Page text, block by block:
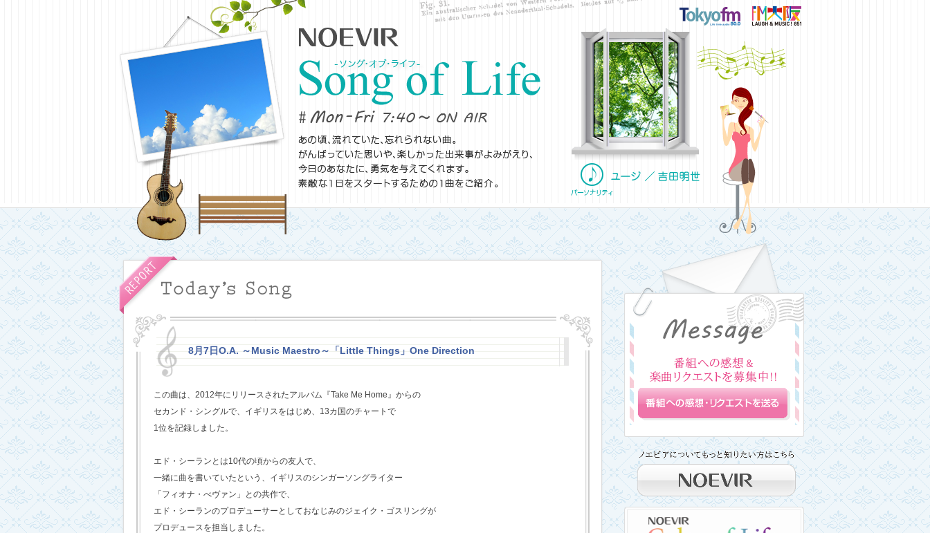
8月7日O.A. ～Music Maestro～「Little Things」One Direction
この曲は、2012年にリリースされたアルバム『Take Me Home』からの
セカンド・シングルで、イギリスをはじめ、13カ国のチャートで
1位を記録しました。
エド・シーランとは10代の頃からの友人で、
一緒に曲を書いていたという、イギリスのシンガーソングライター
「フィオナ・べヴァン」との共作で、
エド・シーランのプロデューサーとしておなじみのジェイク・ゴスリングが
プロデュースを担当しました。